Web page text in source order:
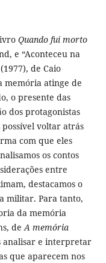
Quando fui morto
e “Aconteceu na
de Caio
memória atinge de
o presente das
dos protagonistas
voltar atrás
com que eles
os contos
entre
destacamos o
militar. Para tanto,
da memória
deA memória
analisar e interpretar
que aparecem nos